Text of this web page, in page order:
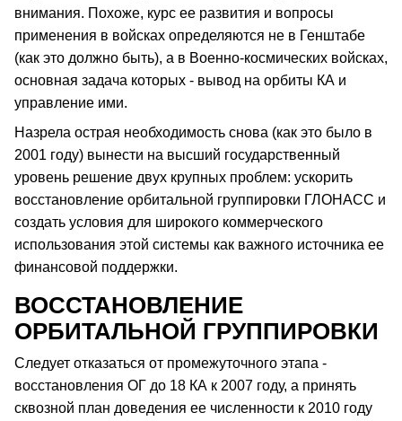
внимания. Похоже, курс ее развития и вопросы
применения в войсках определяются не в Генштабе
(как это должно быть), а в Военно-космических войсках,
основная задача которых - вывод на орбиты КА и
управление ими.
Назрела острая необходимость снова (как это было в
2001 году) вынести на высший государственный
уровень решение двух крупных проблем: ускорить
восстановление орбитальной группировки ГЛОНАСС и
создать условия для широкого коммерческого
использования этой системы как важного источника ее
финансовой поддержки.
ВОССТАНОВЛЕНИЕ
ОРБИТАЛЬНОЙ ГРУППИРОВКИ
Следует отказаться от промежуточного этапа -
восстановления ОГ до 18 КА к 2007 году, а принять
сквозной план доведения ее численности к 2010 году